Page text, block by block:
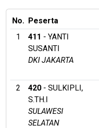
No. Peserta
1
411 - YANTI
SUSANTI
DKI JAKARTA
2
420 - SULKIPLI,
S.TH.I
SULAWESI
SELATAN